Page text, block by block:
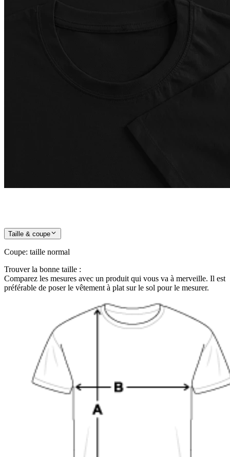
Taille & coupe
Coupe: taille normal
Trouver la bonne taille :
Comparez les mesures avec un produit qui vous va à merveille. Il est
préférable de poser le vêtement à plat sur le sol pour le mesurer.